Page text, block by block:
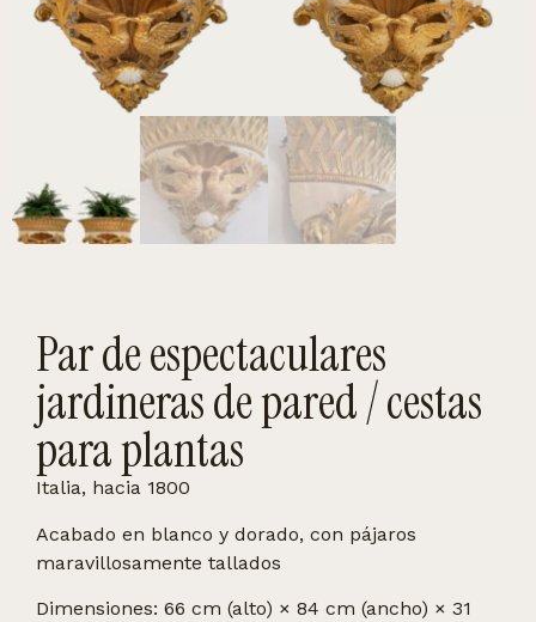
Par de espectaculares
jardineras de pared / cestas
para plantas
Italia, hacia 1800
Acabado en blanco y dorado, con pájaros
maravillosamente tallados
Dimensiones: 66 cm (alto) × 84 cm (ancho) × 31